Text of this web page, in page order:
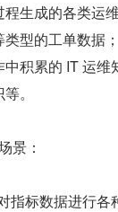
生成的各类运
型的工单数据；
积累的 IT 运
。
景：
指标数据进行